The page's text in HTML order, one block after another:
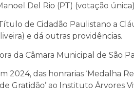
Del Rio (PT) (votação única)
de Cidadão Paulistano a
e dá outras providências.
da Câmara Municipal de São
2024, das honrarias ‘Medalha
Gratidão’ ao Instituto Árvores